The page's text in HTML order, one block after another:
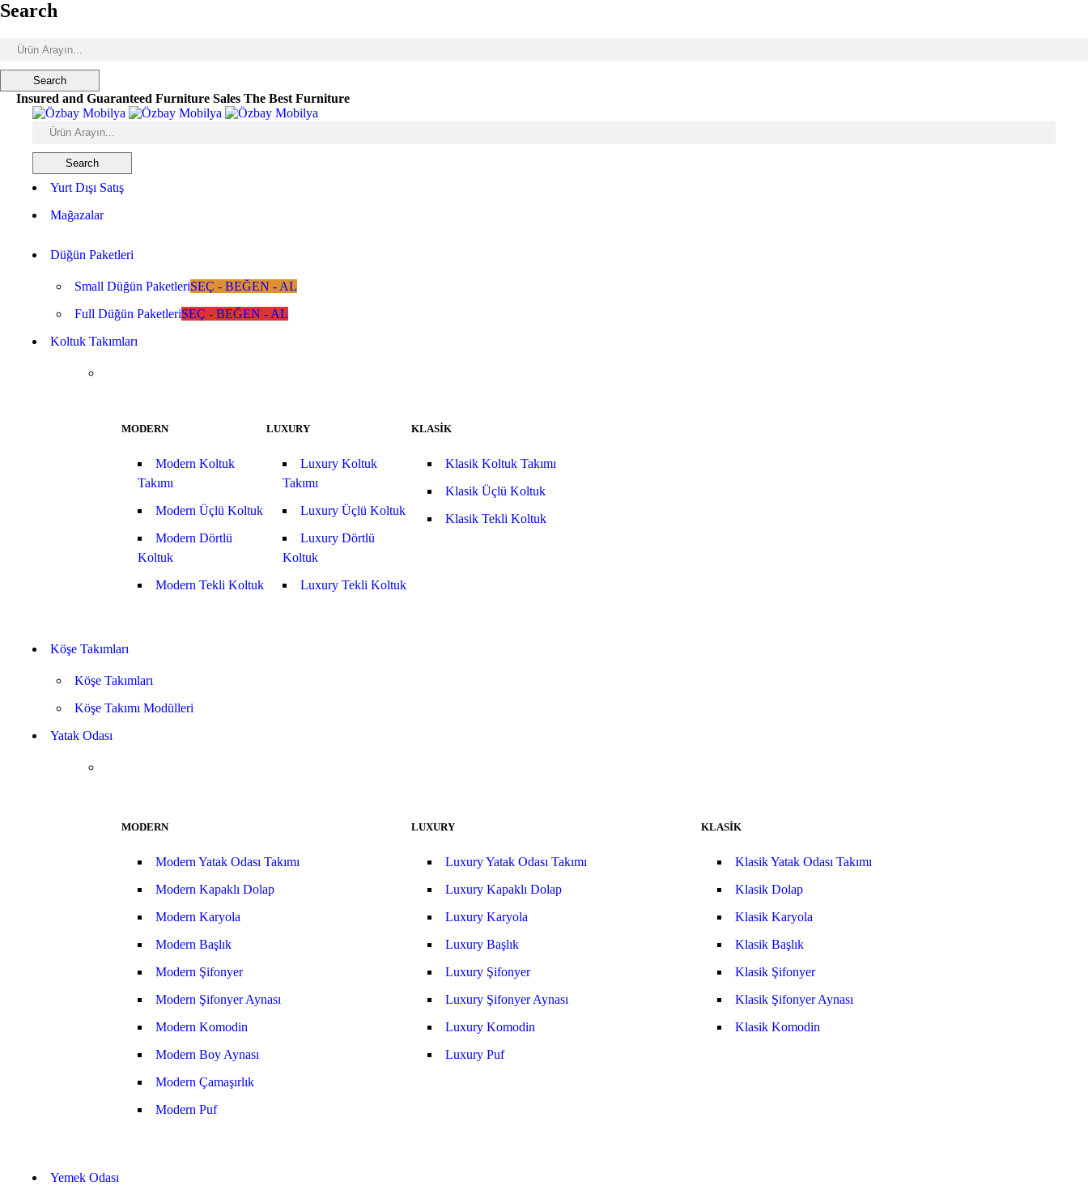
Search
Insured and Guaranteed Furniture Sales The Best Furniture
Yurt Dışı Satış
Mağazalar
Düğün Paketleri
Small Düğün PaketleriSEÇ - BEĞEN - AL
Full Düğün PaketleriSEÇ - BEĞEN - AL
Koltuk Takımları
MODERN
Modern Koltuk
Takımı
Modern Üçlü Koltuk
Modern Dörtlü
Koltuk
Modern Tekli Koltuk
LUXURY
Luxury Koltuk
Takımı
Luxury Üçlü Koltuk
Luxury Dörtlü
Koltuk
Luxury Tekli Koltuk
KLASİK
Klasik Koltuk Takımı
Klasik Üçlü Koltuk
Klasik Tekli Koltuk
Köşe Takımları
Köşe Takımları
Köşe Takımı Modülleri
Yatak Odası
MODERN
Modern Yatak Odası Takımı
Modern Kapaklı Dolap
Modern Karyola
Modern Başlık
Modern Şifonyer
Modern Şifonyer Aynası
Modern Komodin
Modern Boy Aynası
Modern Çamaşırlık
Modern Puf
LUXURY
Luxury Yatak Odası Takımı
Luxury Kapaklı Dolap
Luxury Karyola
Luxury Başlık
Luxury Şifonyer
Luxury Şifonyer Aynası
Luxury Komodin
Luxury Puf
KLASİK
Klasik Yatak Odası Takımı
Klasik Dolap
Klasik Karyola
Klasik Başlık
Klasik Şifonyer
Klasik Şifonyer Aynası
Klasik Komodin
Yemek Odası